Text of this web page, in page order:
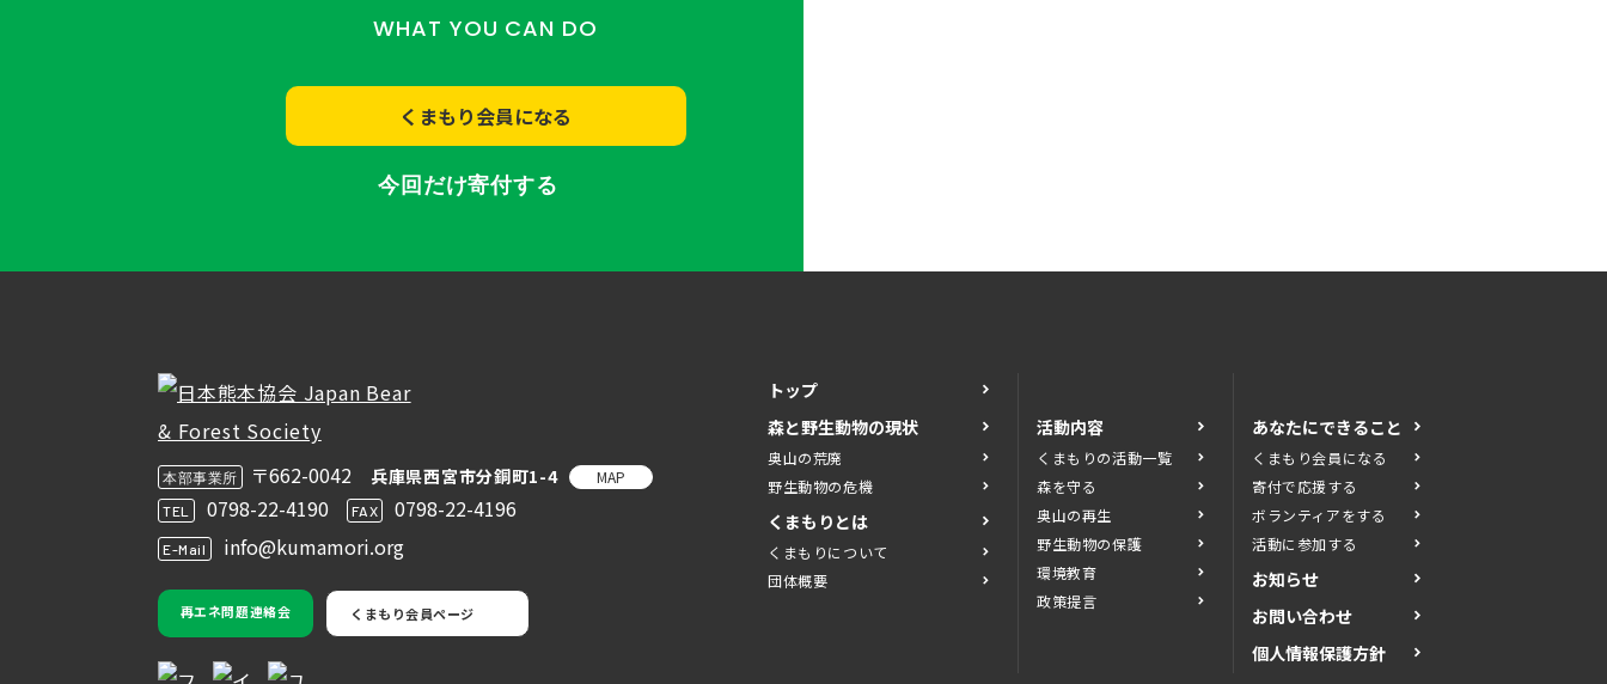
WHAT YOU CAN DO
くまもり会員になる
今回だけ寄付する
本部事業所 〒662-0042 兵庫県西宮市分銅町1-4 MAP
TEL 0798-22-4190 FAX 0798-22-4196
E-Mail info@kumamori.org
再エネ問題連絡会 くまもり会員ページ
トップ
森と野生動物の現状
奥山の荒廃
野生動物の危機
くまもりとは
くまもりについて
団体概要
活動内容
くまもりの活動一覧
森を守る
奥山の再生
野生動物の保護
環境教育
政策提言
あなたにできること
くまもり会員になる
寄付で応援する
ボランティアをする
活動に参加する
お知らせ
お問い合わせ
個人情報保護方針